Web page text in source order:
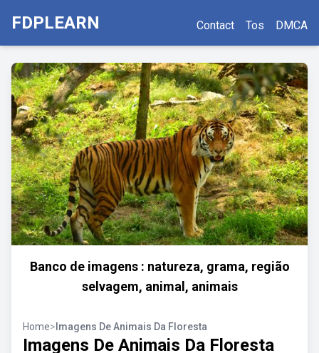
FDPLEARN Contact Tos DMCA
Banco de imagens : natureza, grama, região
selvagem, animal, animais
Home> Imagens De Animais Da Floresta
Imagens De Animais Da Floresta